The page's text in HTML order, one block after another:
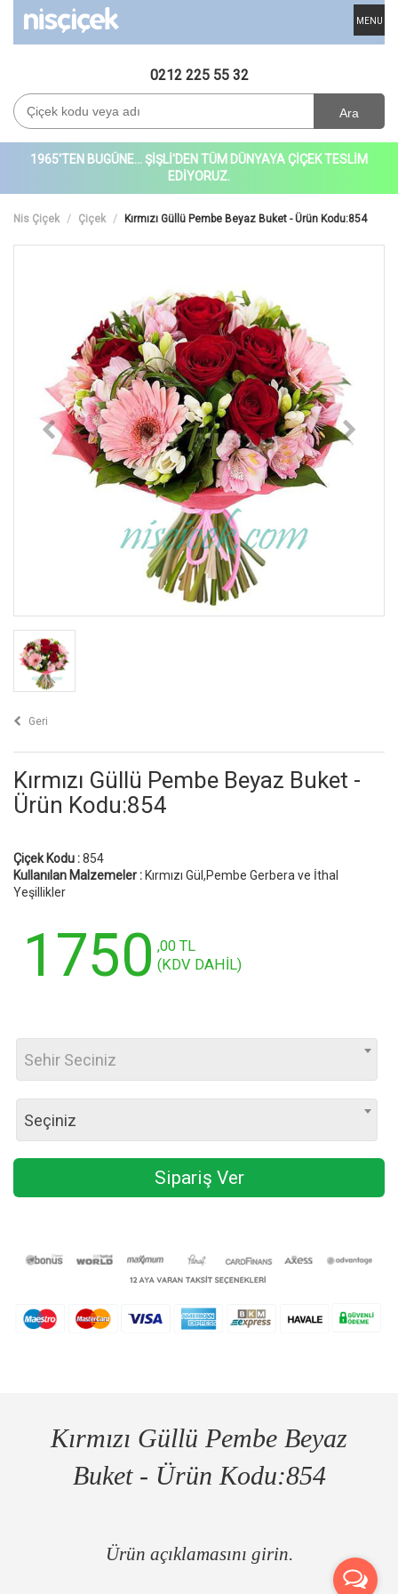
MENU
0212 225 55 32
Ara
1965'TEN BUGÜNE... ŞİŞLİ'DEN TÜM DÜNYAYA ÇİÇEK TESLİM
EDİYORUZ.
Nis Çiçek Çiçek Kırmızı Güllü Pembe Beyaz Buket - Ürün Kodu:854
Geri
Kırmızı Güllü Pembe Beyaz Buket -
Ürün Kodu:854
Çiçek Kodu :854
Kullanılan Malzemeler : Kırmızı Gül,Pembe Gerbera ve İthal
Yeşillikler
1750 ,00 TL
(KDV DAHİL)
Sehir Seciniz
Seçiniz
Sipariş Ver
Kırmızı Güllü Pembe Beyaz
Buket - Ürün Kodu:854
Ürün açıklamasını girin.